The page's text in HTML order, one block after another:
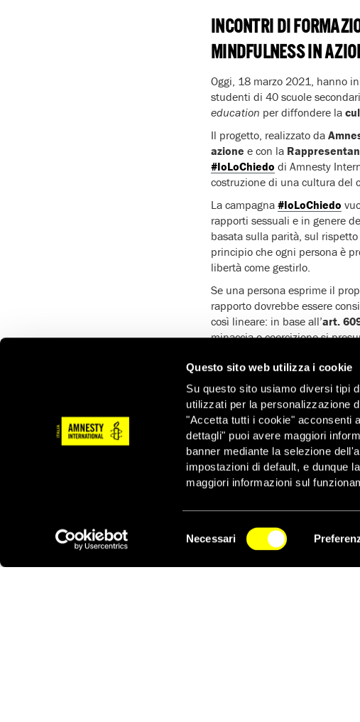
Questo sito web utilizza i cookie
Su questo sito usiamo diversi tipi
utilizzati per la personalizzazione
"Accetta tutti i cookie" acconsenti
dettagli" puoi avere maggiori
banner mediante la selezione
impostazioni di default, e dunque
maggiori informazioni sul
del
Necessari
INCONTRI DI
MINDFULNESS IN
Oggi, 18 marzo 2021, hanno
studenti di 40 scuole
education per diffondere la
Il progetto, realizzato da
azione e con la
#IoLoChiedo di Amnesty
costruzione di una cultura del
La campagna #IoLoChiedo
rapporti sessuali e in genere
basata sulla parità, sul
principio che ogni persona è
libertà come gestirlo.
Se una persona esprime il
rapporto dovrebbe essere
così lineare: in base all’art.
minaccia o coercizione si
cambiamento – soprattutto a
Per raggiungere questo
di Interessere – Mindfulness
consapevolezza come
possono apprendere.
“Le pratiche di mindfulness,
non farsi trascinare verso
chiarezza in situazioni
riceviamo un rifiuto”ha
Le scuole secondarie di
dalla Commissione europea.
“La lotta contro la violenza è
NEWSLETTER